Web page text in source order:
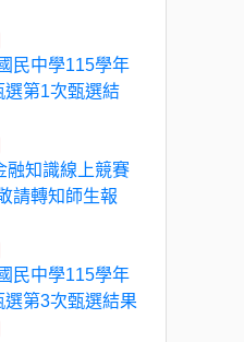
民中學115學年
選第1次甄選結
融知識線上競賽
請轉知師生報
民中學115學年
第3次甄選結果